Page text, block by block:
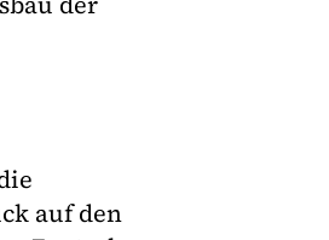
auf den